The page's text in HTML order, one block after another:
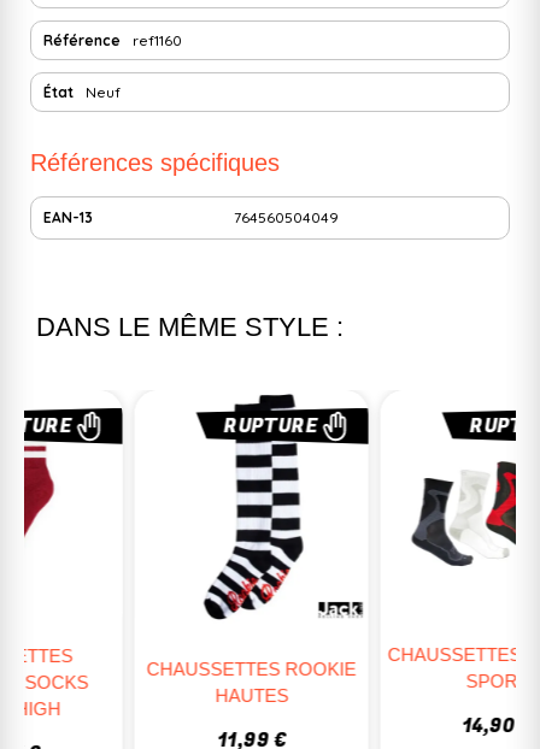
Référence ref1160
État Neuf
Références spécifiques
EAN-13 764560504049
DANS LE MÊME STYLE :
RUPTURE
CHAUSSETTES ROOKIE
RUPTURE
CHAUSSETTES FR NANO